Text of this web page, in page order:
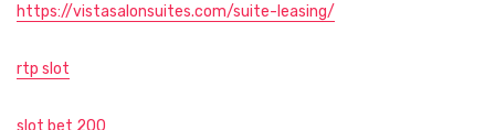
https://vistasalonsuites.com/suite-leasing/
rtp slot
slot bet 200